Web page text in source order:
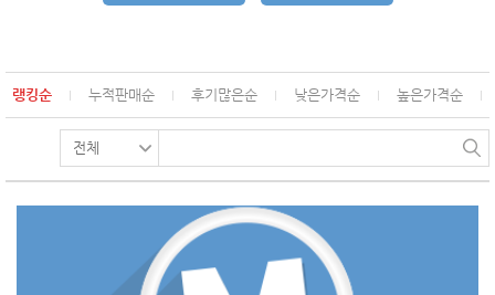
랭킹순 누적판매순 후기많은순 낮은가격순 높은가격순